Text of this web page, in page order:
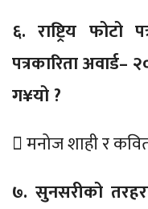
६. राष्ट्रिय फोटो
पत्रकारिता
ग¥यो ?
 मनोज शाही र
७. सुनसरीको